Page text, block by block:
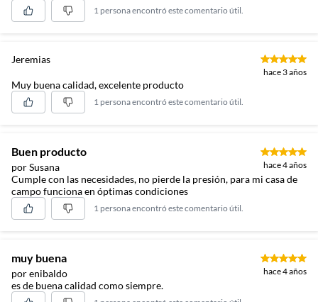
1 persona encontró este comentario útil.
Jeremias
hace 3 años
Muy buena calidad, excelente producto
1 persona encontró este comentario útil.
Buen producto
por Susana hace 4 años
Cumple con las necesidades, no pierde la presión, para mi casa de
campo funciona en óptimas condiciones
1 persona encontró este comentario útil.
muy buena
por enibaldo hace 4 años
es de buena calidad como siempre.